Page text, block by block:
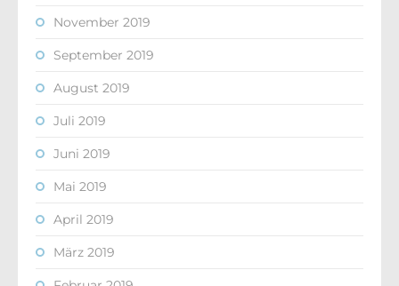
November 2019
September 2019
August 2019
Juli 2019
Juni 2019
Mai 2019
April 2019
März 2019